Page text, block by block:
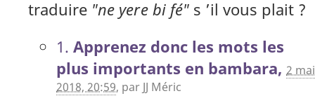
traduire "ne yere bi fé" s ’il vous plait ?
1. Apprenez donc les mots les
plus importants en bambara, 2 mai
2018, 20:59, par JJ Méric